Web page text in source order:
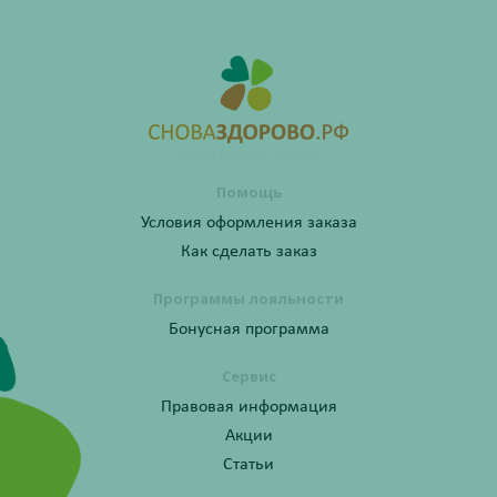
Помощь
Условия оформления заказа
Как сделать заказ
Программы лояльности
Бонусная программа
Сервис
Правовая информация
Акции
Статьи